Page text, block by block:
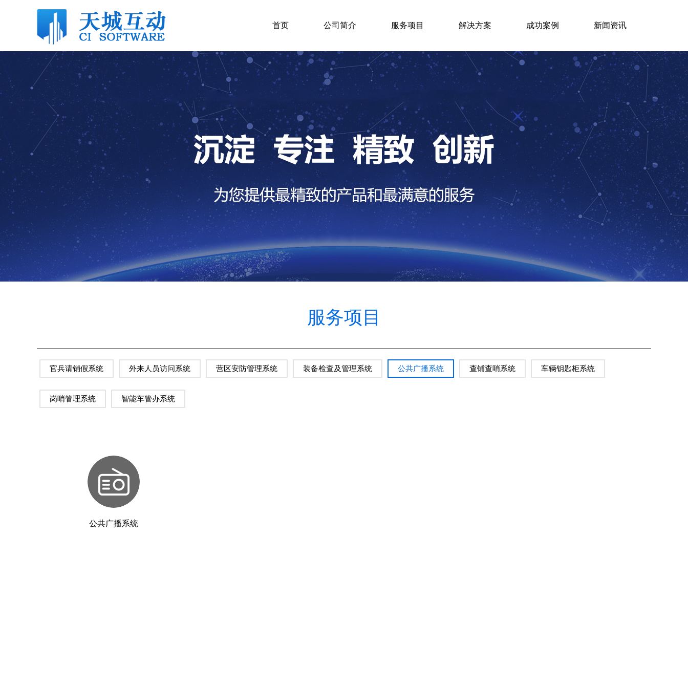
首页 公司简介 服务项目 解决方案 成功案例 新闻资讯
服务项目
官兵请销假系统 外来人员访问系统 营区安防管理系统 装备检查及管理系统 公共广播系统 查铺查哨系统 车辆钥匙柜系统
岗哨管理系统 智能车管办系统
公共广播系统